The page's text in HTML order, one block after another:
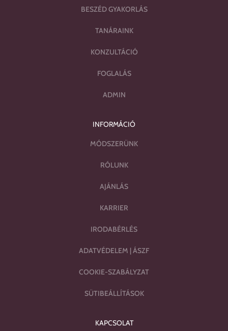
BESZÉD GYAKORLÁS
TANÁRAINK
KONZULTÁCIÓ
FOGLALÁS
ADMIN
INFORMÁCIÓ
MÓDSZERÜNK
RÓLUNK
AJÁNLÁS
KARRIER
IRODABÉRLÉS
ADATVÉDELEM |ÁSZF
COOKIE-SZABÁLYZAT
SÜTIBEÁLLÍTÁSOK
KAPCSOLAT